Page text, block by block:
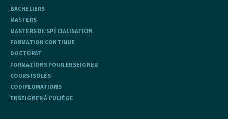
BACHELIERS
MASTERS
MASTERS DE SPÉCIALISATION
FORMATION CONTINUE
DOCTORAT
FORMATIONS POUR ENSEIGNER
COURS ISOLÉS
CODIPLOMATIONS
ENSEIGNER À L'ULIÈGE